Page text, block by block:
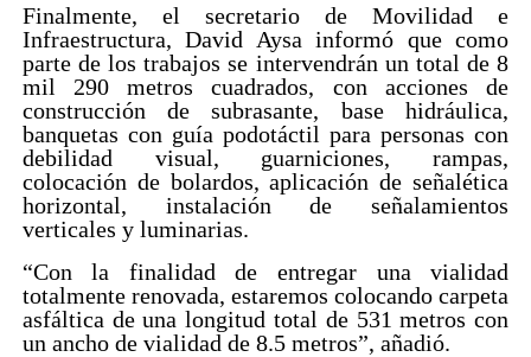
Finalmente, el secretario de Movilidad e
Infraestructura, David Aysa informó que como
parte de los trabajos se intervendrán un total de 8
mil 290 metros cuadrados, con acciones de
construcción de subrasante, base hidráulica,
banquetas con guía podotáctil para personas con
debilidad visual, guarniciones, rampas,
colocación de bolardos, aplicación de señalética
horizontal, instalación de señalamientos
verticales y luminarias.
“Con la finalidad de entregar una vialidad
totalmente renovada, estaremos colocando carpeta
asfáltica de una longitud total de 531 metros con
un ancho de vialidad de 8.5 metros”, añadió.